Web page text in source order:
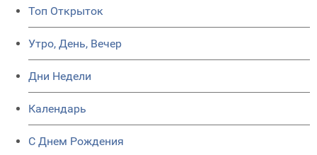
Топ Открыток
Утро, День, Вечер
Дни Недели
Календарь
C Днем Рождения